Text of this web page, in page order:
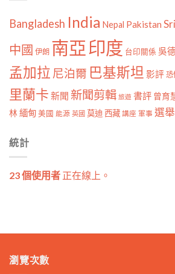
Bangladesh India Nepal Pakistan
中國 伊朗 南亞印度 台印關係 吳
孟加拉 尼泊爾 巴基斯坦 影評 恐
里蘭卡 新聞 新聞剪輯 旅遊 書評 曾育
林 緬甸 美國 能源 英國 莫迪 西藏 講座 軍事 選舉
統計
23 個使用者 正在線上。
瀏覽次數